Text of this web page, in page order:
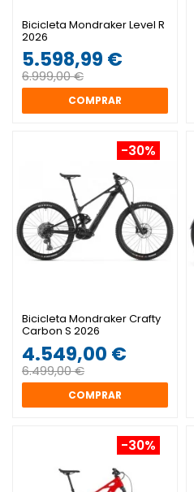
Bicicleta Mondraker Level R
2026
5.598,99 €
6.999,00 €
COMPRAR
-30%
Bicicleta Mondraker Crafty
Carbon S 2026
4.549,00 €
6.499,00 €
COMPRAR
-30%